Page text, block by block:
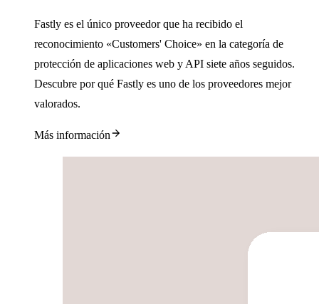
Fastly es el único proveedor que ha recibido el
reconocimiento «Customers' Choice» en la categoría de
protección de aplicaciones web y API siete años seguidos.
Descubre por qué Fastly es uno de los proveedores mejor
valorados.
Más información